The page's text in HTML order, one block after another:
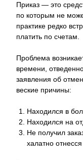
Приказ — это
по которым не
практике редко
платить по счетам.
Проблема
времени,
заявления об
веские причины:
Находился в
Находился на
Не получил
халатно